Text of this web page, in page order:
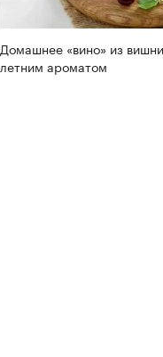
Домашнее «вино» из
летним ароматом